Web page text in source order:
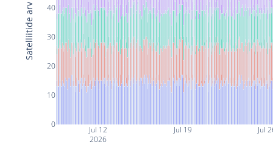
Jul 12
2026
Jul 19 Jul
0
10
20
30
40
Satelliitide arv